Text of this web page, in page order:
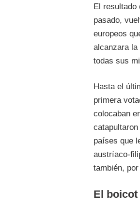
El resultado
pasado,
europeos
alcanzara la
todas sus
Hasta el
primera
colocaban
países que
austríaco-
también,
El